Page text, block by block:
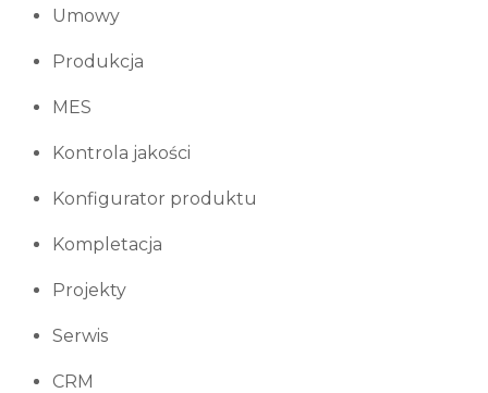
Umowy
Produkcja
MES
Kontrola jakości
Konfigurator produktu
Kompletacja
Projekty
Serwis
CRM